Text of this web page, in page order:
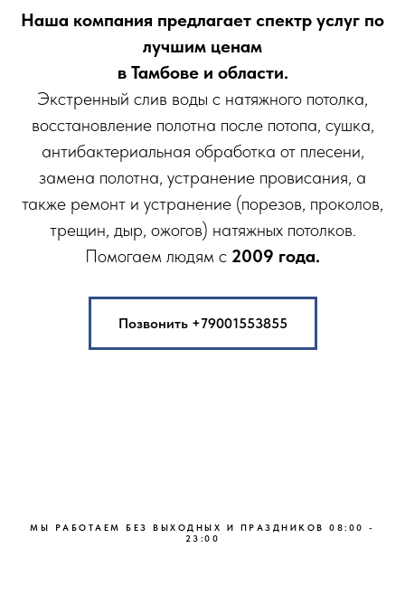
Наша компания предлагает спектр услуг по
лучшим ценам
в Тамбове и области.
Экстренный слив воды с натяжного потолка,
восстановление полотна после потопа, сушка,
антибактериальная обработка от плесени,
замена полотна, устранение провисания, а
также ремонт и устранение (порезов, проколов,
трещин, дыр, ожогов) натяжных потолков.
Помогаем людям с 2009 года.
Позвонить +79001553855
MЫ РАБOТAЕМ БEЗ ВЫХОДНЫХ И ПРАЗДНИКOВ 08:00 -
23:00